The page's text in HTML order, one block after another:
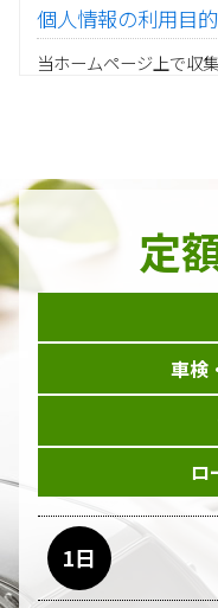
個人情報の利用目的
当ホームページ上で収
当グループの業務に
当グループ内で共
ダイレクトメール
などの意見・情報
当ホームページはサー
資料のご請求や各サー
ージのサービス提供過
情報を書面、電子媒体
委託先の管理･監督
利用目的の遂行のため
り扱いに関する委託
定
車検
ロ
1日